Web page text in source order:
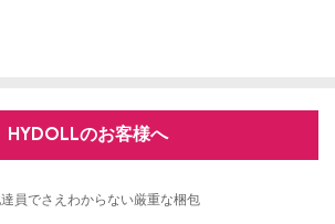
HYDOLLのお客様へ
員でさえわからない厳重な梱包